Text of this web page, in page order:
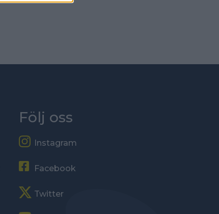
Följ oss
Instagram
Facebook
Twitter